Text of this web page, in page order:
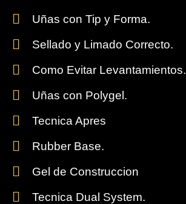
Uñas con Tip y Forma.
Sellado y Limado Correcto.
Como Evitar Levantamientos.
Uñas con Polygel.
Tecnica Apres
Rubber Base.
Gel de Construccion
Tecnica Dual System.